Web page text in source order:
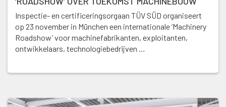
Inspectie- en certificeringsorgaan TÜV SÜD organiseert
op 23 november in München een internationale ‘Machinery
Roadshow’ voor machinefabrikanten, exploitanten,
ontwikkelaars, technologiebedrijven …